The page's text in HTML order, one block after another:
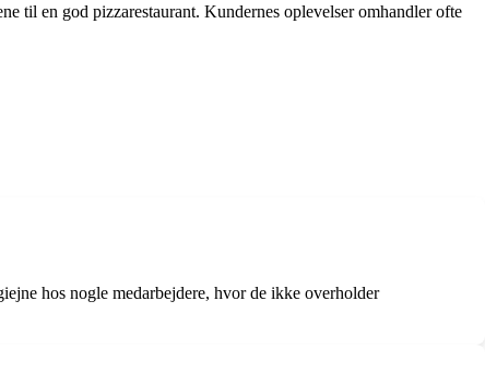
til en god pizzarestaurant. Kundernes oplevelser omhandler ofte
hos nogle medarbejdere, hvor de ikke overholder